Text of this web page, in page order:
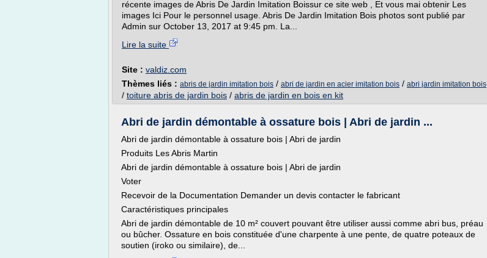
récente images de Abris De Jardin Imitation Boissur ce site web , Et vous mai obtenir Les
images Ici Pour le personnel usage. Abris De Jardin Imitation Bois photos sont publié par
Admin sur October 13, 2017 at 9:45 pm. La...
Lire la suite
Site : valdiz.com
Thèmes liés : abris de jardin imitation bois / abri de jardin en acier imitation bois / abri jardin imitation bois
/ toiture abris de jardin bois / abris de jardin en bois en kit
Abri de jardin démontable à ossature bois | Abri de jardin ...
Abri de jardin démontable à ossature bois | Abri de jardin
Produits Les Abris Martin
Abri de jardin démontable à ossature bois | Abri de jardin
Voter
Recevoir de la Documentation Demander un devis contacter le fabricant
Caractéristiques principales
Abri de jardin démontable de 10 m² couvert pouvant être utiliser aussi comme abri bus, préau
ou bûcher. Ossature en bois constituée d'une charpente à une pente, de quatre poteaux de
soutien (iroko ou similaire), de...